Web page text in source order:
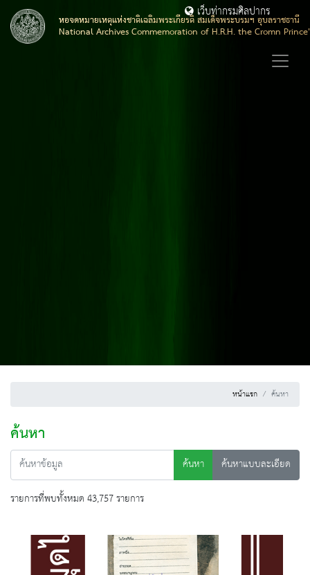
หอจดหมายเหตุแห่งชาติเฉลิมพระเกียรติ สมเด็จพระบรมฯ อุบลราชธานี
National Archives Commemoration of H.R.H. the Cromn
เว็บท่ากรมศิลปากร
หน้าแรก ค้นหา
ค้นหา
ค้นหา
ค้นหาแบบละเอียด
รายการที่พบทั้งหมด 43,757 รายการ